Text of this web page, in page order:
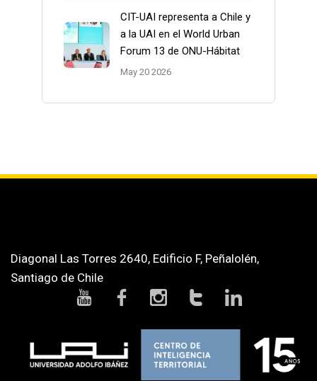
CIT-UAI representa a Chile y
a la UAI en el World Urban
Forum 13 de ONU-Hábitat
May 20 2026
Diagonal Las Torres 2640, Edificio F, Peñalolén,
Santiago de Chile